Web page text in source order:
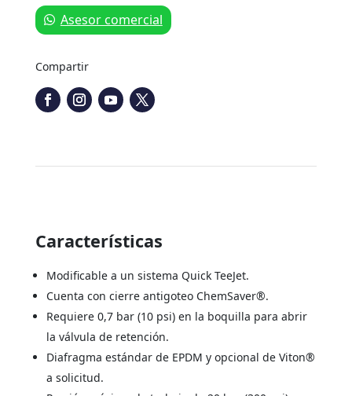
Macho
cantidad
Asesor comercial
Compartir
Características
Modificable a un sistema Quick TeeJet.
Cuenta con cierre antigoteo ChemSaver®.
Requiere 0,7 bar (10 psi) en la boquilla para abrir
la válvula de retención.
Diafragma estándar de EPDM y opcional de Viton®
a solicitud.